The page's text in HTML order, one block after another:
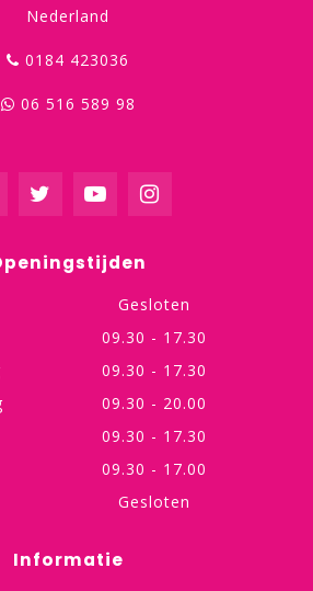
Nederland
0184 423036
06 516 589 98
Gesloten
09.30 - 17.30
09.30 - 17.30
09.30 - 20.00
09.30 - 17.30
09.30 - 17.00
Gesloten
Informatie